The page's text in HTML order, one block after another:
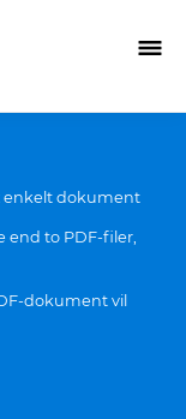
enkelt dokument
end to PDF-filer,
dokument vil